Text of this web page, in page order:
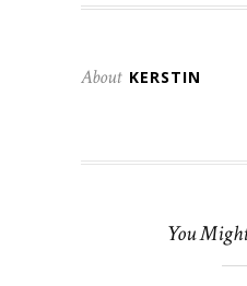
About KERSTIN
You